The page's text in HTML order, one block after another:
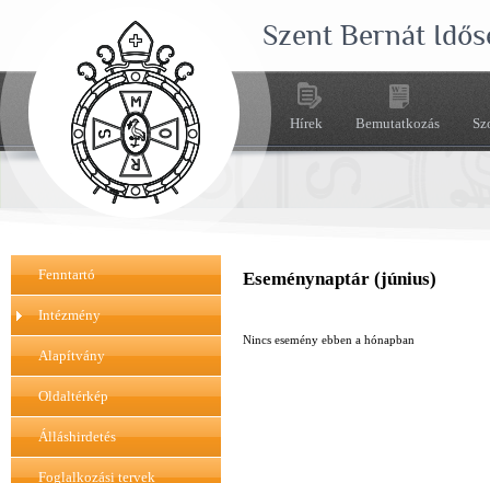
Szent Bernát
Hírek Bemutatkozás
Fenntartó
Intézmény
Alapítvány
Oldaltérkép
Álláshirdetés
Foglalkozási tervek
Eseménynaptár (június)
Nincs esemény ebben a hónapban